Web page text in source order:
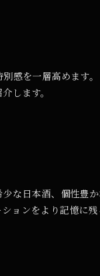
感を一層高めます。
します。
な日本酒、個性豊か
ョンをより記憶に残